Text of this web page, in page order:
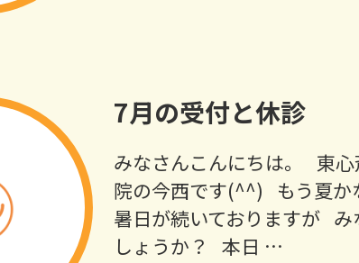
7月の受付と休診
みなさんこんにちは。 東心
院の今西です(^^) もう夏か
暑日が続いておりますが み
しょうか？ 本日 …